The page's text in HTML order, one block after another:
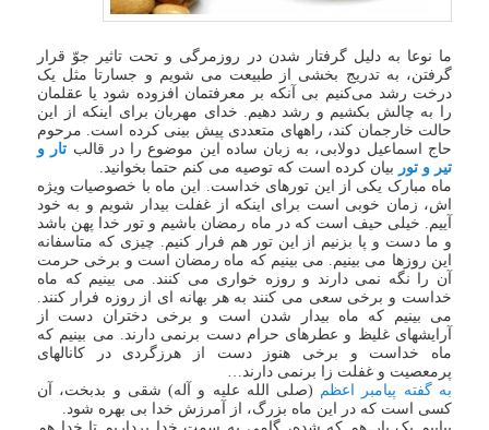
ما نوعا به دلیل گرفتار شدن در روزمرگی و تحت تاثیر جوّ قرار
گرفتن، به تدریج بخشی از طبیعت می شویم و جسارتا مثل یک
درخت رشد می‌کنیم بی آنکه بر معرفتمان افزوده شود یا عقلمان
را به چالش بکشیم و رشد دهیم. خدای مهربان برای اینکه از این
حالت خارجمان کند، راههای متعددی پیش بینی کرده است. مرحوم
حاج اسماعیل دولابی، به زبان ساده این موضوع را در قالب تار و
تیر و تور بیان کرده است که توصیه می کنم حتما بخوانید.
ماه مبارک یکی از این تورهای خداست. این ماه با خصوصیات ویژه
اش، زمان خوبی است برای اینکه از غفلت بیدار شویم و به خود
آییم. خیلی حیف است که در ماه رمضان باشیم و تور خدا پهن باشد
و ما دست و پا بزنیم از این تور هم فرار کنیم. چیزی که متاسفانه
این روزها می بینیم. می بینیم که ماه رمضان است و برخی حرمت
آن را نگه نمی دارند و روزه خواری می کنند. می بینیم که ماه
خداست و برخی سعی می کنند به هر بهانه ای از روزه فرار کنند.
می بینیم که ماه بیدار شدن است و برخی دختران دست از
آرایشهای غلیظ و عطرهای حرام دست برنمی دارند. می بینیم که
ماه خداست و برخی هنوز دست از هرزگردی در کانالهای
پرمعصیت و غفلت زا برنمی دارند…
به گفته پیامبر اعظم (صلی الله علیه و آله) شقی و بدبخت، آن
کسی است که در این ماه بزرگ، از آمرزش خدا بی بهره شود.